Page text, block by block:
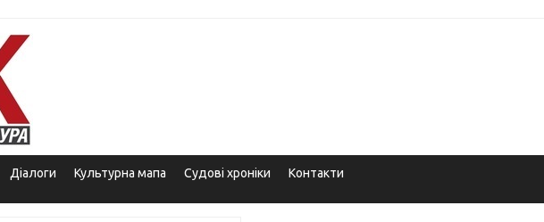
Діалоги Культурна мапа Судові хроніки Контакти